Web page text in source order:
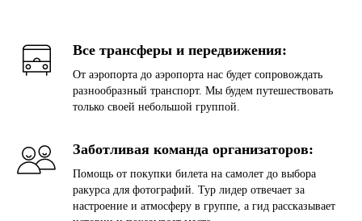
Все трансферы и передвижения:
От аэропорта до аэропорта нас будет сопровождать
разнообразный транспорт. Мы будем путешествовать
только своей небольшой группой.
Заботливая команда организаторов:
Помощь от покупки билета на самолет до выбора
ракурса для фотографий. Тур лидер отвечает за
настроение и атмосферу в группе, а гид рассказывает